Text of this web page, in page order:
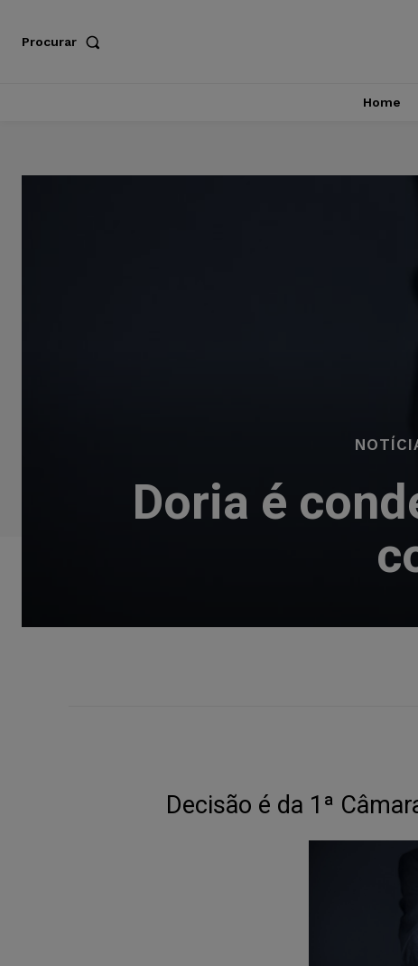
Procurar
Home
Doria é
Decisão é da 1ª